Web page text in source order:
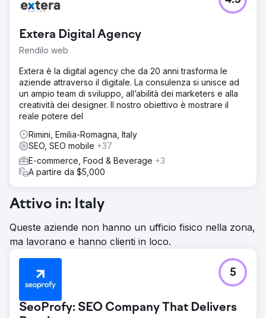
Extera Digital Agency
Rendilo web
Extera è la digital agency che da 20 anni trasforma le
aziende attraverso il digitale. La consulenza si unisce ad
un ampio team di sviluppo, all’abilità dei marketers e alla
creatività dei designer. Il nostro obiettivo è mostrare il
reale potere del
Rimini, Emilia-Romagna, Italy
SEO, SEO mobile +37
E-commerce, Food & Beverage +3
A partire da $5,000
Attivo in: Italy
Queste aziende non hanno un ufficio fisico nella zona,
ma lavorano e hanno clienti in loco.
SeoProfy: SEO Company That Delivers
5